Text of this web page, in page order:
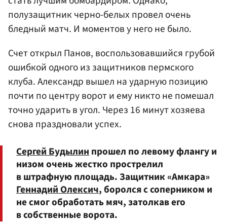
полузащитник черно-белых провел очень
бледный матч. И моментов у него не было.
Счет открыл Панов, воспользовавшийся грубой
ошибкой одного из защитников пермского
клуба. Александр вышел на ударную позицию
почти по центру ворот и ему никто не помешал
точно ударить в угол. Через 16 минут хозяева
снова праздновали успех.
Сергей Будылинпрошел по левому флангу и
низом очень жестко прострелил
в штрафную площадь. Защитник «Амкара»
Геннадий Олексич, боролся с соперником и
не смог обработать мяч, затолкав его
в собственные ворота.